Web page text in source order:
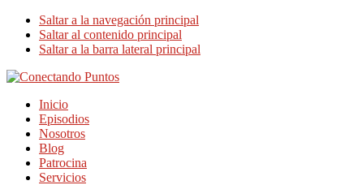
Saltar a la navegación principal
Saltar al contenido principal
Saltar a la barra lateral principal
Inicio
Episodios
Nosotros
Blog
Patrocina
Servicios